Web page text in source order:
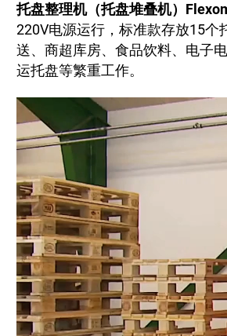
托盘整理机（托盘堆叠机）
220V电源运行，标准款存放15
送、商超库房、食品饮料、电子
运托盘等繁重工作。